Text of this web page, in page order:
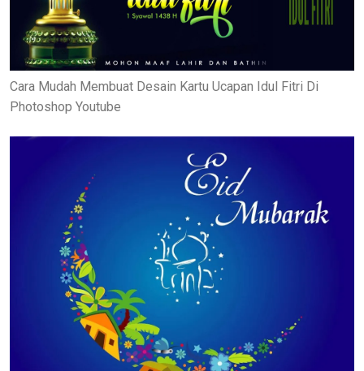
Cara Mudah Membuat Desain Kartu Ucapan Idul Fitri Di
Photoshop Youtube